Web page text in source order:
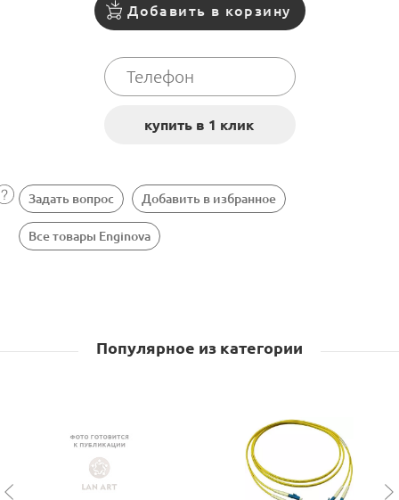
Добавить в корзину
Задать вопрос Добавить в избранное
Все товары Enginova
Популярное из категории